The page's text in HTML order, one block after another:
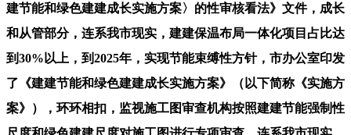
建节能和绿色建建成长实施方案〉的性审核看法》文件，成长
和从管部分，连系我市现实，建建保温布局一体化项目占比达
到30%以上，到2025年，实现节能束缚性方针，市办公室印发
了《建建节能和绿色建建成长实施方案》（以下简称《实施方
案》），环环相扣，监视施工图审查机构按照建建节能强制性